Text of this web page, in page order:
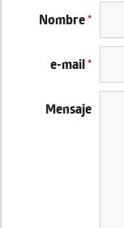
Nombre*
e-mail*
Mensaje